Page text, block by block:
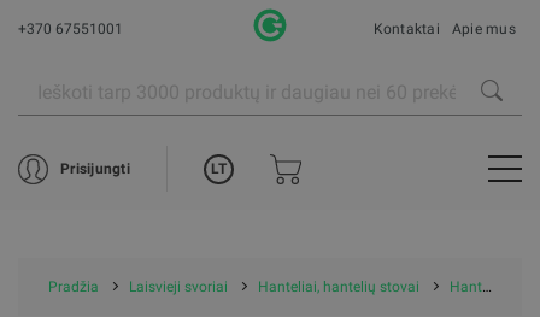
+370 67551001 Kontaktai Apie mus
Prisijungti LT
Pradžia Laisvieji svoriai Hanteliai, hantelių stovai Hanteliai